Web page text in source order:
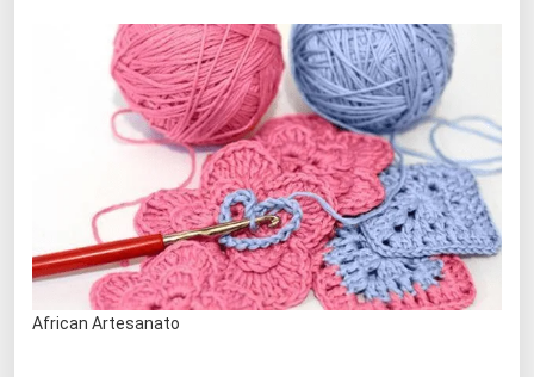
African Artesanato